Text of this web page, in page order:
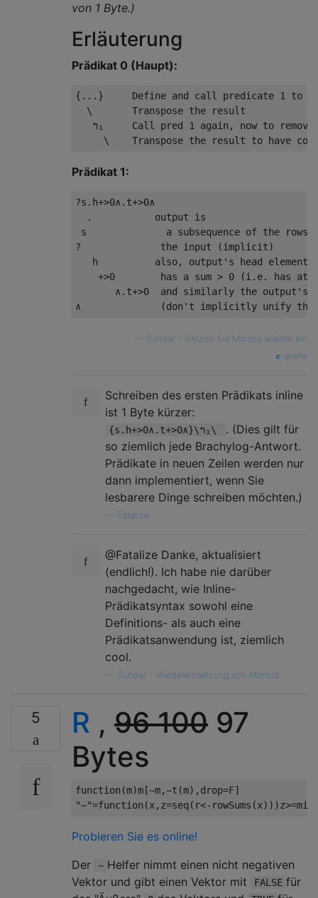
von 1 Byte.)
Erläuterung
Prädikat 0 (Haupt):
{...}     Define and call predicate 1 to
  \       Transpose the result
↰₁     Call pred 1 again, now to remove
Prädikat 1:
?s.h+>0∧.t+>0∧
  .           output is
s              a subsequence of the rows
?              the input (implicit)
h          also, output's head element
+>0        has a sum > 0 (i.e. has at
∧.t+>0  and similarly the output's
Sundar - Setzen Sie Monica wieder ein
quelle
Schreiben des ersten Prädikats inline
ist 1 Byte kürzer:
{s.h+>0∧.t+>0∧}\↰₁\
. (Dies gilt für
so ziemlich jede Brachylog-Antwort.
Prädikate in neuen Zeilen werden nur
dann implementiert, wenn Sie
lesbarere Dinge schreiben möchten.)
Fatalize
@Fatalize Danke, aktualisiert
(endlich!). Ich habe nie darüber
nachgedacht, wie Inline-
Prädikatsyntax sowohl eine
Definitions- als auch eine
Prädikatsanwendung ist, ziemlich
cool.
Sundar - Wiedereinsetzung von Monica
5 R , 96 100 97
Bytes
function (m)m [~m,~t (m), drop=F]
"~"=function (x, z=seq ( r<- rowSums (x)))z>=min
Probieren Sie es online!
Der
~ Helfer nimmt einen nicht negativen
Vektor und gibt einen Vektor mit
FALSE für